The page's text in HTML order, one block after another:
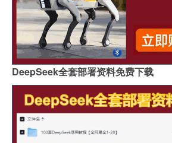
DeepSeek全套部署资料免费下载